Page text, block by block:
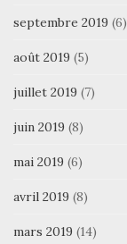
septembre 2019 (6)
août 2019 (5)
juillet 2019 (7)
juin 2019 (8)
mai 2019 (6)
avril 2019 (8)
mars 2019 (14)